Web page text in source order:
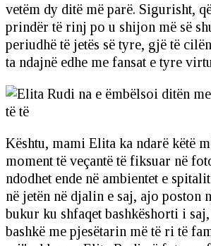
vetëm dy ditë më parë. Sigurisht,
prindër të rinj po u shijon më së
periudhë të jetës së tyre, gjë të
ta ndajnë edhe me fansat e tyre
Kështu, mami Elita ka ndarë këtë
moment të veçantë të fiksuar në
ndodhet ende në ambientet e
në jetën në djalin e saj, ajo poston
bukur ku shfaqet bashkëshorti i
bashkë me pjesëtarin më të ri të